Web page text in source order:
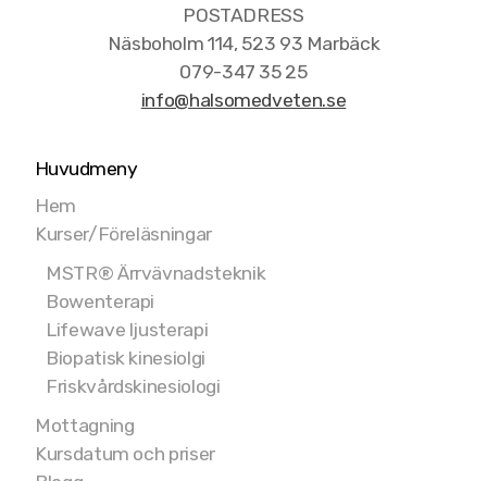
POSTADRESS
Näsboholm 114, 523 93 Marbäck
079-347 35 25
info@halsomedveten.se
Huvudmeny
Hem
Kurser/Föreläsningar
MSTR® Ärrvävnadsteknik
Bowenterapi
Lifewave ljusterapi
Biopatisk kinesiolgi
Friskvårdskinesiologi
Mottagning
Kursdatum och priser